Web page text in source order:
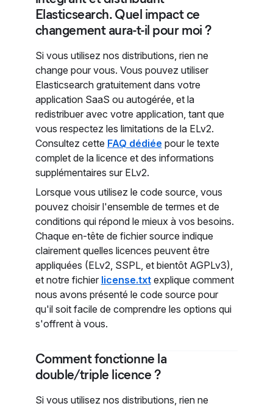
Elasticsearch. Quel impact ce
changement aura-t-il pour moi ?
Si vous utilisez nos distributions, rien ne
change pour vous. Vous pouvez utiliser
Elasticsearch gratuitement dans votre
application SaaS ou autogérée, et la
redistribuer avec votre application, tant que
vous respectez les limitations de la ELv2.
Consultez cette FAQ dédiée pour le texte
complet de la licence et des informations
supplémentaires sur ELv2.
Lorsque vous utilisez le code source, vous
pouvez choisir l'ensemble de termes et de
conditions qui répond le mieux à vos besoins.
Chaque en-tête de fichier source indique
clairement quelles licences peuvent être
appliquées (ELv2, SSPL, et bientôt AGPLv3),
et notre fichier license.txtexplique comment
nous avons présenté le code source pour
qu'il soit facile de comprendre les options qui
s'offrent à vous.
Comment fonctionne la
double/triple licence ?
Si vous utilisez nos distributions, rien ne